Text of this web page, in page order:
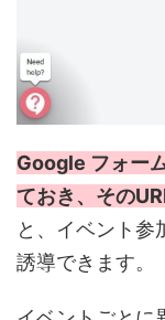
Google フォー
ておき、その
と、イベント参
誘導できます。